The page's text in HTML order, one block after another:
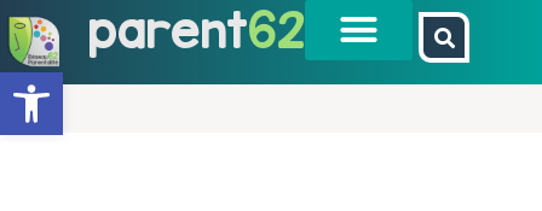
Ouvrir la barre d’outils
parent62